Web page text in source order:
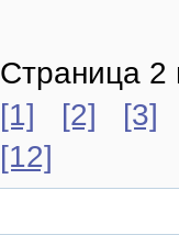
Страница 2
[1]
[2]
[3]
[12]